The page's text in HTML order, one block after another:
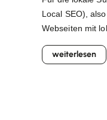
Local SEO),
Webseiten mit
Traffic-Daten
weiterlesen